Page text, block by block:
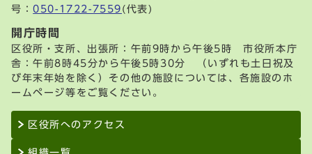
号：050-1722-7559 (代表)
開庁時間
区役所・支所、出張所：午前9時から午後5時 市役所本庁
舎：午前8時45分から午後5時30分 （いずれも土日祝及
び年末年始を除く）その他の施設については、各施設のホ
ームページ等をご覧ください。
区役所へのアクセス